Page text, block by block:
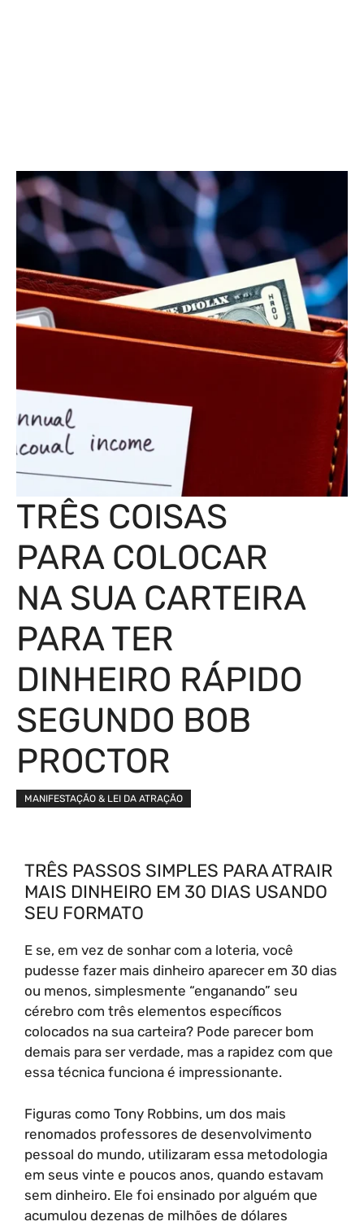
TRÊS COISAS
PARA COLOCAR
NA SUA CARTEIRA
PARA TER
DINHEIRO RÁPIDO
SEGUNDO BOB
PROCTOR
MANIFESTAÇÃO & LEI DA ATRAÇÃO
TRÊS PASSOS SIMPLES PARA ATRAIR
MAIS DINHEIRO EM 30 DIAS USANDO
SEU FORMATO
E se, em vez de sonhar com a loteria, você
pudesse fazer mais dinheiro aparecer em 30 dias
ou menos, simplesmente “enganando” seu
cérebro com três elementos específicos
colocados na sua carteira? Pode parecer bom
demais para ser verdade, mas a rapidez com que
essa técnica funciona é impressionante.
Figuras como Tony Robbins, um dos mais
renomados professores de desenvolvimento
pessoal do mundo, utilizaram essa metodologia
em seus vinte e poucos anos, quando estavam
sem dinheiro. Ele foi ensinado por alguém que
acumulou dezenas de milhões de dólares